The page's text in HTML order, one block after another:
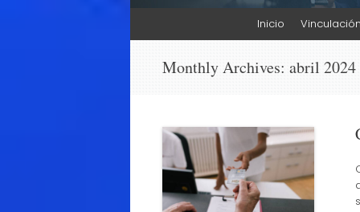
to
Inicio Vinculación
Monthly Archives: abril 2024